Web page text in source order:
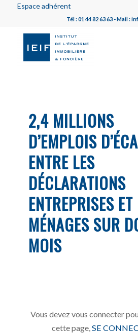
Espace adhérent
Tél : 01 44 82 63 63 - Mail :
2,4 MILLIONS
D’EMPLOIS
ENTRE LES
DÉCLARATIONS
ENTREPRISES ET
MÉNAGES SUR
MOIS
Vous devez vous connecter
cette page, SE